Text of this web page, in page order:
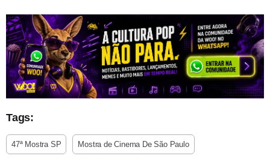
Tags:
47ª Mostra SP Mostra de Cinema De São Paulo